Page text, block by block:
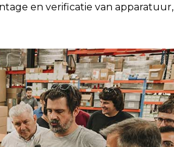
en verificatie van apparatuur,